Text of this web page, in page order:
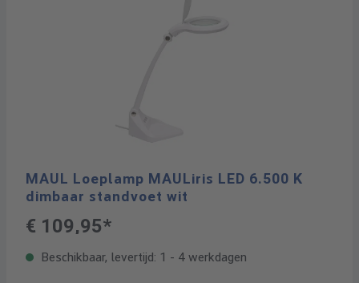
MAUL Loeplamp MAULiris LED 6.500 K
dimbaar standvoet wit
€ 109,95*
Beschikbaar, levertijd: 1 - 4 werkdagen